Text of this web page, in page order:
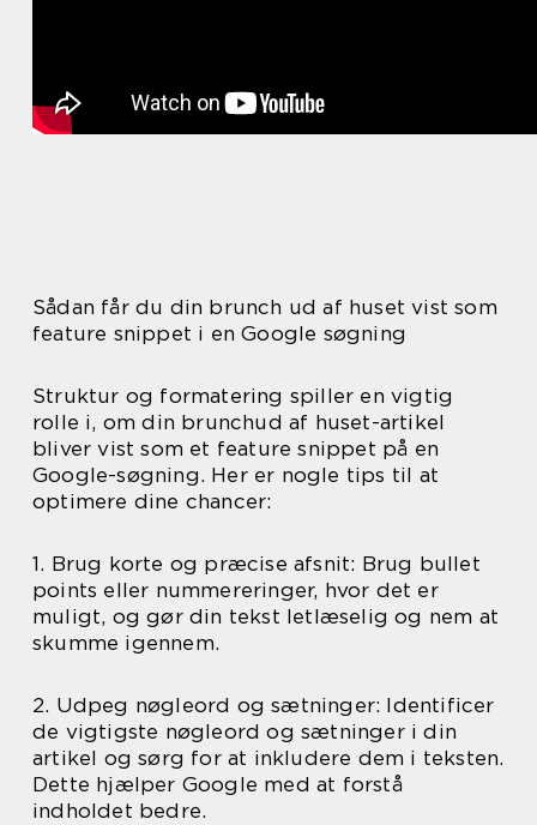
Sådan får du din brunch ud af huset vist som
feature snippet i en Google søgning
Struktur og formatering spiller en vigtig
rolle i, om din brunchud af huset-artikel
bliver vist som et feature snippet på en
Google-søgning. Her er nogle tips til at
optimere dine chancer:
1. Brug korte og præcise afsnit: Brug bullet
points eller nummereringer, hvor det er
muligt, og gør din tekst letlæselig og nem at
skumme igennem.
2. Udpeg nøgleord og sætninger: Identificer
de vigtigste nøgleord og sætninger i din
artikel og sørg for at inkludere dem i teksten.
Dette hjælper Google med at forstå
indholdet bedre.